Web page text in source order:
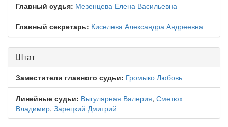
Главный судья: Мезенцева Елена Васильевна
Главный секретарь: Киселева Александра Андреевна
Штат
Заместители главного судьи: Громыко Любовь
Линейные судьи: Выгулярная Валерия, Сметюх
Владимир, Зарецкий Дмитрий